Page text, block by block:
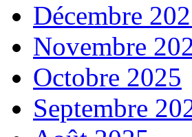
Décembre
Novembre
Octobre 2025
Septembre